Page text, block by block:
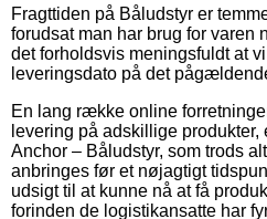
Fragttiden på Båludstyr er
forudsat man har brug for varen
det forholdsvis meningsfuldt at
leveringsdato på det
En lang række online
levering på adskillige
Anchor – Båludstyr, som trods
anbringes før et nøjagtigt
udsigt til at kunne nå at få
forinden de logistikansatte har